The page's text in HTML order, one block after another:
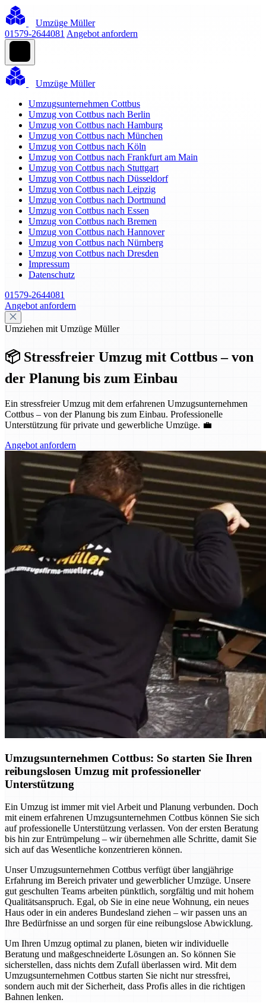
Umzüge Müller
01579-2644081 Angebot anfordern
Umzüge Müller
Umzugsunternehmen Cottbus
Umzug von Cottbus nach Berlin
Umzug von Cottbus nach Hamburg
Umzug von Cottbus nach München
Umzug von Cottbus nach Köln
Umzug von Cottbus nach Frankfurt am Main
Umzug von Cottbus nach Stuttgart
Umzug von Cottbus nach Düsseldorf
Umzug von Cottbus nach Leipzig
Umzug von Cottbus nach Dortmund
Umzug von Cottbus nach Essen
Umzug von Cottbus nach Bremen
Umzug von Cottbus nach Hannover
Umzug von Cottbus nach Nürnberg
Umzug von Cottbus nach Dresden
Impressum
Datenschutz
01579-2644081
Angebot anfordern
Umziehen mit Umzüge Müller
📦 Stressfreier Umzug mit Cottbus – von
der Planung bis zum Einbau
Ein stressfreier Umzug mit dem erfahrenen Umzugsunternehmen
Cottbus – von der Planung bis zum Einbau. Professionelle
Unterstützung für private und gewerbliche Umzüge. 💼
Angebot anfordern
Umzugsunternehmen Cottbus: So starten Sie Ihren
reibungslosen Umzug mit professioneller
Unterstützung
Ein Umzug ist immer mit viel Arbeit und Planung verbunden. Doch
mit einem erfahrenen Umzugsunternehmen Cottbus können Sie sich
auf professionelle Unterstützung verlassen. Von der ersten Beratung
bis hin zur Entrümpelung – wir übernehmen alle Schritte, damit Sie
sich auf das Wesentliche konzentrieren können.
Unser Umzugsunternehmen Cottbus verfügt über langjährige
Erfahrung im Bereich privater und gewerblicher Umzüge. Unsere
gut geschulten Teams arbeiten pünktlich, sorgfältig und mit hohem
Qualitätsanspruch. Egal, ob Sie in eine neue Wohnung, ein neues
Haus oder in ein anderes Bundesland ziehen – wir passen uns an
Ihre Bedürfnisse an und sorgen für eine reibungslose Abwicklung.
Um Ihren Umzug optimal zu planen, bieten wir individuelle
Beratung und maßgeschneiderte Lösungen an. So können Sie
sicherstellen, dass nichts dem Zufall überlassen wird. Mit dem
Umzugsunternehmen Cottbus starten Sie nicht nur stressfrei,
sondern auch mit der Sicherheit, dass Profis alles in die richtigen
Bahnen lenken.